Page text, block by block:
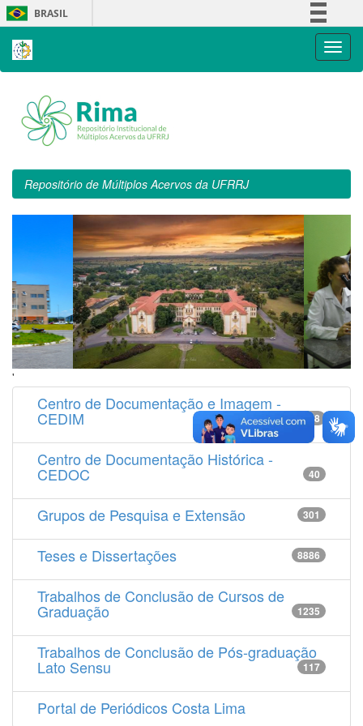
Skip
navigation
BRASIL
Repositório de Múltiplos Acervos da UFRRJ
'
Centro de Documentação e Imagem -
CEDIM 14538
Centro de Documentação Histórica -
CEDOC 40
Grupos de Pesquisa e Extensão 301
Teses e Dissertações 8886
Trabalhos de Conclusão de Cursos de
Graduação 1235
Trabalhos de Conclusão de Pós-graduação
Lato Sensu 117
Portal de Periódicos Costa Lima